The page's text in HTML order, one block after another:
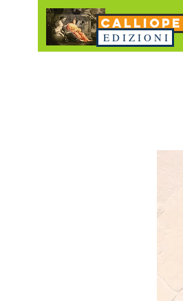
CALLIOPE
E D I Z I O N I